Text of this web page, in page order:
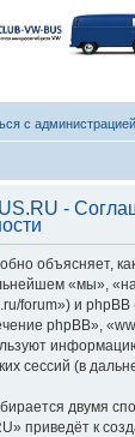
с администрацией
-
объясняет,
«мы»,
forum») и
phpBB»,
сессий (в
двумя
приведёт к